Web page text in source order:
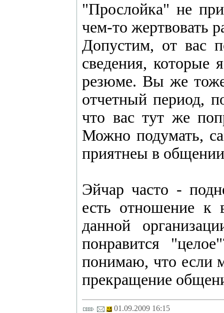
"Прослойка" не
чем-то жертвовать
Допустим, от вас
сведения, которые
резюме. Вы же тоже
отчетный период,
что вас тут же
Можно подумать,
приятнеы в
Эйчар часто -
есть отношение к
данной
понравится
понимаю, что если
прекращение
01.09.2009 16:15